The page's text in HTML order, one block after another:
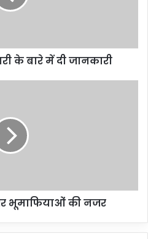
के बारे में दी जानकारी
पर भूमाफियाओं की नजर